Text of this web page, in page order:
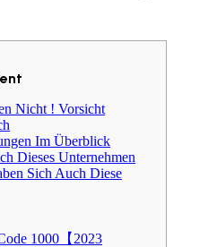
Nicht ! Vorsicht
Im Überblick
Dieses Unternehmen
Sich Auch Diese
1000【2023